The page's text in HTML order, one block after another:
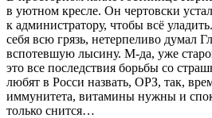
в уютном кресле. Он чертовски
к администратору, чтобы всё
себя всю грязь, нетерпеливо думал
вспотевшую лысину. М-да, уже
это все последствия борьбы со
любят в Росси назвать, ОРЗ, так,
иммунитета, витамины нужны и
только снится…